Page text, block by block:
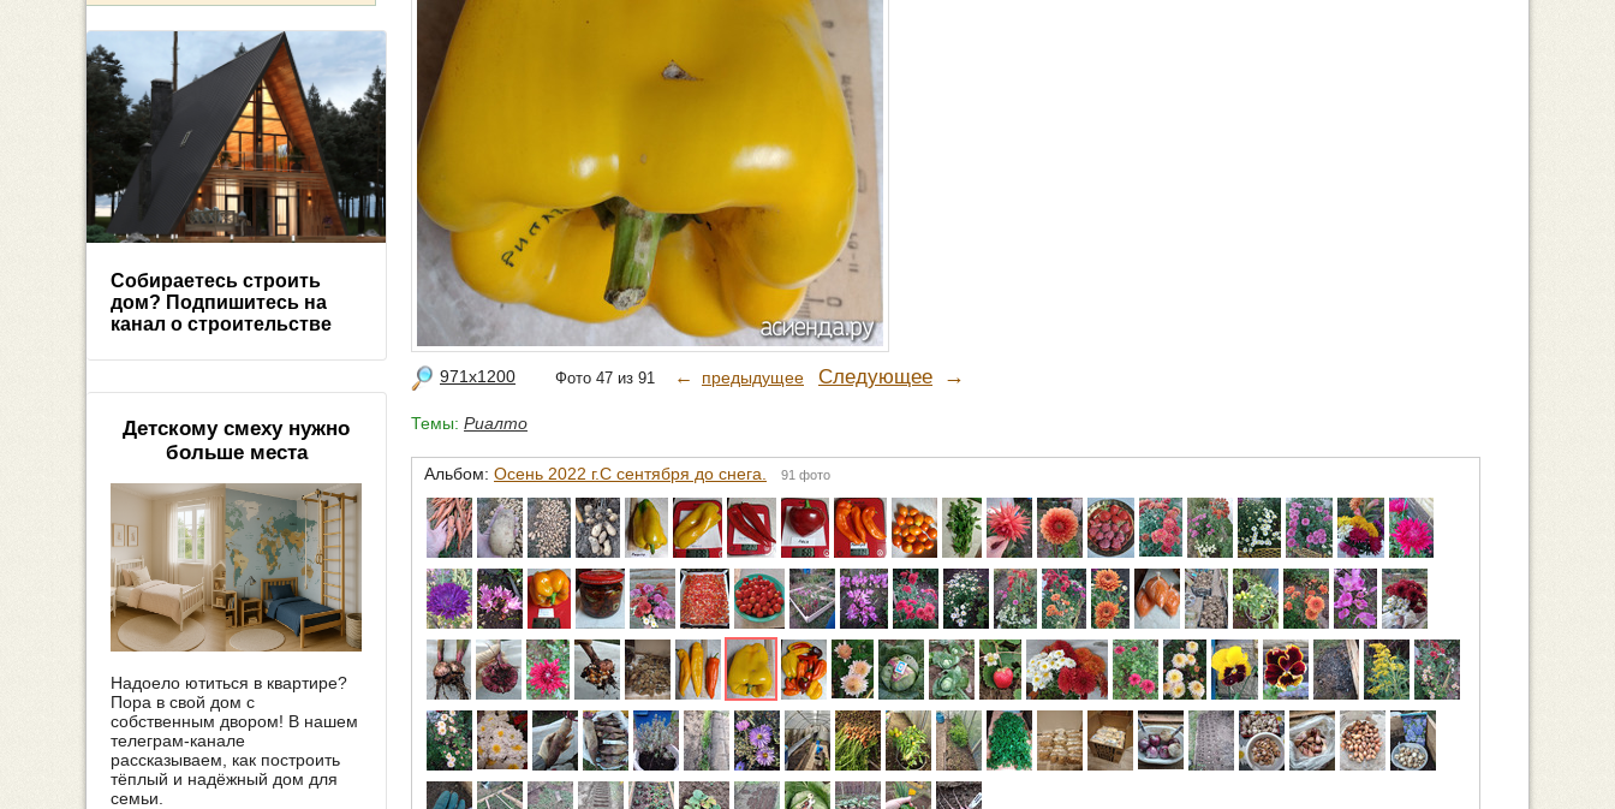
971x1200 Фото 47 из 91 ← предыдущее Следующее →
Темы: Риалто
Альбом: Осень 2022 г.С сентября до снега. 91 фото
Собираетесь строить
дом? Подпишитесь на
канал о строительстве
Детскому смеху нужно
больше места
Надоело ютиться в квартире?
Пора в свой дом с
собственным двором! В нашем
телеграм-канале
рассказываем, как построить
тёплый и надёжный дом для
семьи.